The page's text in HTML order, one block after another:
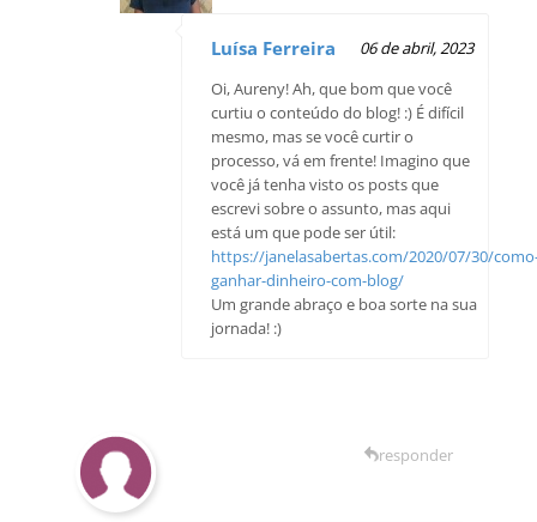
Luísa Ferreira
06 de abril, 2023
Oi, Aureny! Ah, que bom que você
curtiu o conteúdo do blog! :) É difícil
mesmo, mas se você curtir o
processo, vá em frente! Imagino que
você já tenha visto os posts que
escrevi sobre o assunto, mas aqui
está um que pode ser útil:
https://janelasabertas.com/2020/07/30/
ganhar-dinheiro-com-blog/
Um grande abraço e boa sorte na sua
jornada! :)
responder